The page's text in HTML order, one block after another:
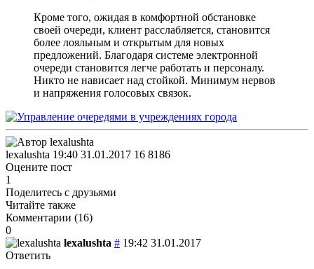
Кроме того, ожидая в комфортной обстановке
своей очереди, клиент расслабляется, становится
более лояльным и открытым для новых
предложений. Благодаря системе электронной
очереди становится легче работать и персоналу.
Никто не нависает над стойкой. Минимум нервов
и напряжения голосовых связок.
lexalushta 19:40 31.01.2017 16 8186
Оцените пост
1
Поделитесь с друзьями
Читайте также
Комментарии (16)
0
lexalushta # 19:42 31.01.2017
Ответить